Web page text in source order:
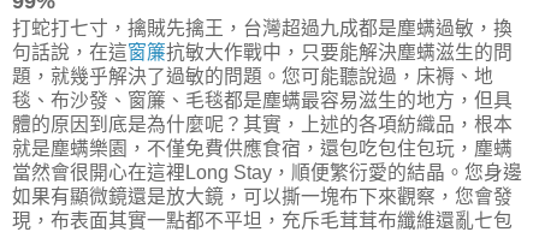
打蛇打七寸，擒賊先擒王，台灣超過九成都是塵螨過敏，換
句話說，在這窗簾抗敏大作戰中，只要能解決塵螨滋生的問
題，就幾乎解決了過敏的問題。您可能聽說過，床褥、地
毯、布沙發、窗簾、毛毯都是塵螨最容易滋生的地方，但具
體的原因到底是為什麼呢？其實，上述的各項紡織品，根本
就是塵螨樂園，不僅免費供應食宿，還包吃包住包玩，塵螨
當然會很開心在這裡Long Stay，順便繁衍愛的結晶。您身邊
如果有顯微鏡還是放大鏡，可以撕一塊布下來觀察，您會發
現，布表面其實一點都不平坦，充斥毛茸茸布纖維還亂七包